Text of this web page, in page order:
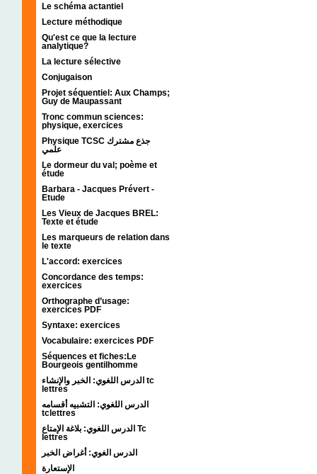
Le schéma actantiel
Lecture méthodique
Qu'est ce que la lecture
analytique?
La lecture sélective
Conjugaison
Projet séquentiel: Aux Champs;
Guy de Maupassant
Tronc commun sciences:
physique, exercices
Physique TCSC جذع مشترك
علمي
Le dormeur du val; poème et
étude
Barbara - Jacques Prévert -
Etude
Les Vieux de Jacques BREL:
Texte et étude
Les marqueurs de relation dans
le texte
L'accord: exercices
Concordance des temps:
exercices
Orthographe d’usage:
exercices PDF
Syntaxe: exercices
Vocabulaire: exercices PDF
Séquences et fiches:Le
Bourgeois gentilhomme
الدرس اللغوي: الخبر والإنشاء tc
lettres
الدرس اللغوي: التشبيه أقسامه
tclettres
الدرس اللغوي: بلاغة الإمتاع Tc
lettres
الدرس الغوي: أغراض الخبر
الإستعارة